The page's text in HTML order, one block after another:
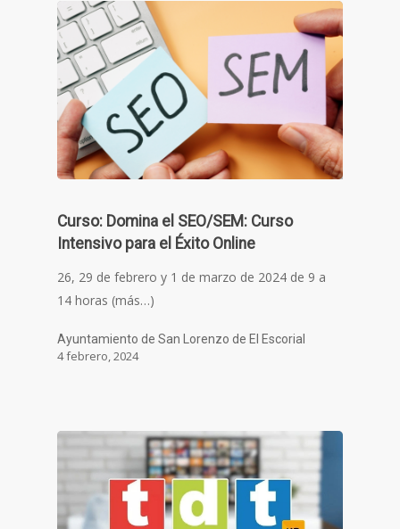
Curso: Domina el SEO/SEM: Curso
Intensivo para el Éxito Online
26, 29 de febrero y 1 de marzo de 2024 de 9 a
14 horas (más…)
Ayuntamiento de San Lorenzo de El Escorial
4 febrero, 2024